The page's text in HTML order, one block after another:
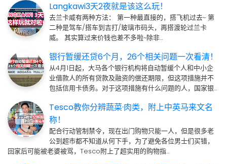
Langkawi3天2夜就是该这么玩！
去兰卡威有两种方法： 第一种最直接的，搭飞机过去~ 第
二种是驾车/搭车到吉打/玻璃市码头，再搭渡轮过兰卡
威。 其实算过来价钱也差不多啦~除非…
银行暂缓还贷6个月，26个相关问题一次看清！
从4月1日起，大马各个银行机构将自动暂缓个人和中小企
业借款人的所有贷款及融资的偿还期限，但这项措施并不
包括信用卡债务。对于这项措施有什么问题的人，国家银…
Tesco教你分辨蔬菜·肉类，附上中英马来文名
称！
配合行动管制禁令，现在出门购物只能一人，但是很多老
公到超市都不知道从何下手，为了避免各位男士们买错，
回家后可能被老婆被骂，Tesco附上了超实用的购物指…